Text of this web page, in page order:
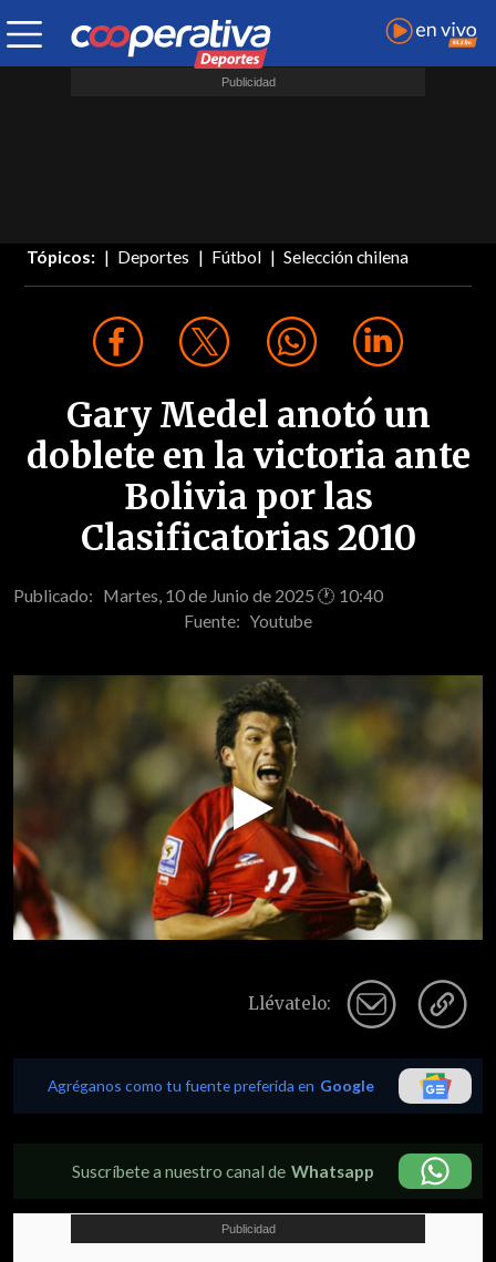
Tópicos: Deportes Fútbol Selección chilena
Gary Medel anotó un
doblete en la victoria ante
Bolivia por las
Clasificatorias 2010
Publicado: Martes, 10 de Junio de 2025 🕐 10:40
Fuente: Youtube
Play
Video
Llévatelo:
Agréganos como tu fuente preferida en Google
Suscríbete a nuestro canal de Whatsapp